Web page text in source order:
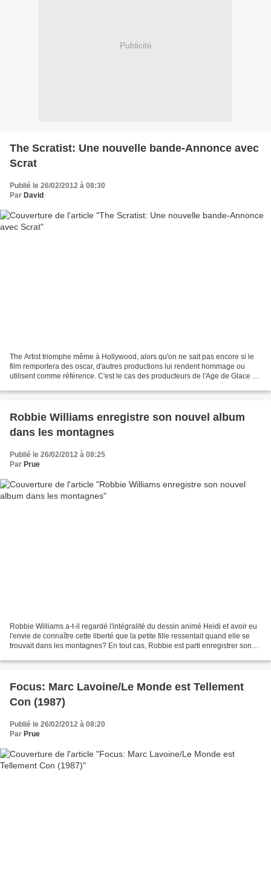
Publicité
The Scratist: Une nouvelle bande-Annonce avec
Scrat
Publié le 26/02/2012 à 08:30
Par David
The Artist triomphe même à Hollywood, alors qu'on ne sait pas encore si le
film remportera des oscar, d'autres productions lui rendent hommage ou
utilisent comme référence. C'est le cas des producteurs de l'Age de Glace 4:
Robbie Williams enregistre son nouvel album
dans les montagnes
Publié le 26/02/2012 à 08:25
Par Prue
Robbie Williams a-t-il regardé l'intégralité du dessin animé Heidi et avoir eu
l'envie de connaître cette liberté que la petite fille ressentait quand elle se
trouvait dans les montagnes? En tout cas, Robbie est parti enregistrer son
Focus: Marc Lavoine/Le Monde est Tellement
Con (1987)
Publié le 26/02/2012 à 08:20
Par Prue